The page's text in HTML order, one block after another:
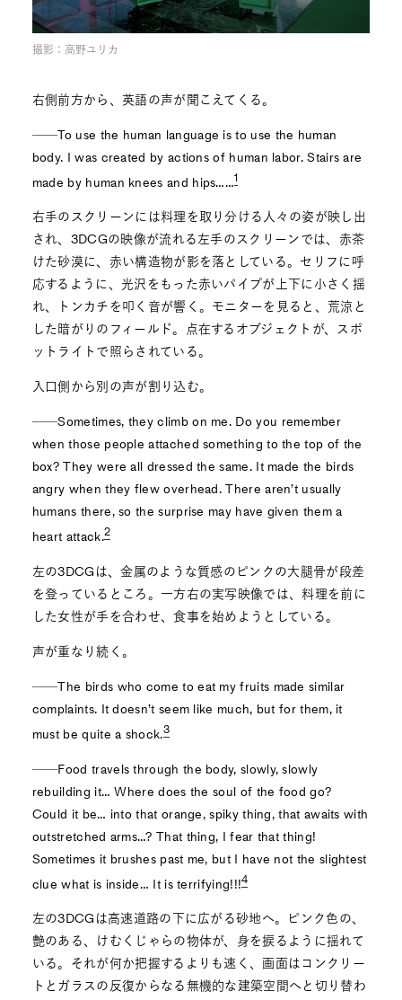
撮影：高野ユリカ
右側前方から、英語の声が聞こえてくる。
──To use the human language is to use the human
body. I was created by actions of human labor. Stairs are
made by human knees and hips……1
右手のスクリーンには料理を取り分ける人々の姿が映し出
され、3DCGの映像が流れる左手のスクリーンでは、赤茶
けた砂漠に、赤い構造物が影を落としている。セリフに呼
応するように、光沢をもった赤いパイプが上下に小さく揺
れ、トンカチを叩く音が響く。モニターを見ると、荒涼と
した暗がりのフィールド。点在するオブジェクトが、スポ
ットライトで照らされている。
入口側から別の声が割り込む。
──Sometimes, they climb on me. Do you remember
when those people attached something to the top of the
box? They were all dressed the same. It made the birds
angry when they flew overhead. There aren’t usually
humans there, so the surprise may have given them a
heart attack.2
左の3DCGは、金属のような質感のピンクの大腿骨が段差
を登っているところ。一方右の実写映像では、料理を前に
した女性が手を合わせ、食事を始めようとしている。
声が重なり続く。
──The birds who come to eat my fruits made similar
complaints. It doesn’t seem like much, but for them, it
must be quite a shock.3
──Food travels through the body, slowly, slowly
rebuilding it… Where does the soul of the food go?
Could it be… into that orange, spiky thing, that awaits with
outstretched arms…? That thing, I fear that thing!
Sometimes it brushes past me, but I have not the slightest
clue what is inside… It is terrifying!!!4
左の3DCGは高速道路の下に広がる砂地へ。ピンク色の、
艶のある、けむくじゃらの物体が、身を捩るように揺れて
いる。それが何か把握するよりも速く、画面はコンクリー
トとガラスの反復からなる無機的な建築空間へと切り替わ